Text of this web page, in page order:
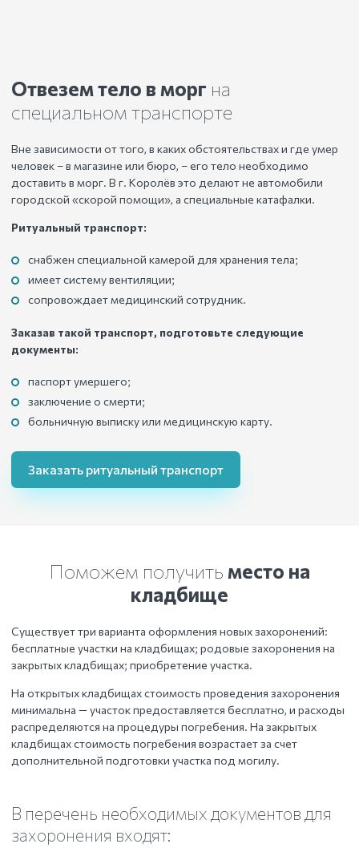
Отвезем тело в морг на
специальном транспорте
Вне зависимости от того, в каких обстоятельствах и где умер
человек – в магазине или бюро, – его тело необходимо
доставить в морг. В г. Королёв это делают не автомобили
городской «скорой помощи», а специальные катафалки.
Ритуальный транспорт:
снабжен специальной камерой для хранения тела;
имеет систему вентиляции;
сопровождает медицинский сотрудник.
Заказав такой транспорт, подготовьте следующие
документы:
паспорт умершего;
заключение о смерти;
больничную выписку или медицинскую карту.
Заказать ритуальный транспорт
Поможем получить место на
кладбище
Существует три варианта оформления новых захоронений:
бесплатные участки на кладбищах; родовые захоронения на
закрытых кладбищах; приобретение участка.
На открытых кладбищах стоимость проведения захоронения
минимальна — участок предоставляется бесплатно, и расходы
распределяются на процедуры погребения. На закрытых
кладбищах стоимость погребения возрастает за счет
дополнительной подготовки участка под могилу.
В перечень необходимых документов для
захоронения входят: